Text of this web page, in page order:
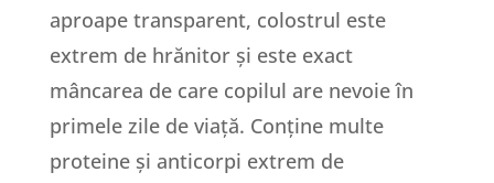
aproape transparent, colostrul este
extrem de hrănitor și este exact
mâncarea de care copilul are nevoie în
primele zile de viață. Conține multe
proteine și anticorpi extrem de